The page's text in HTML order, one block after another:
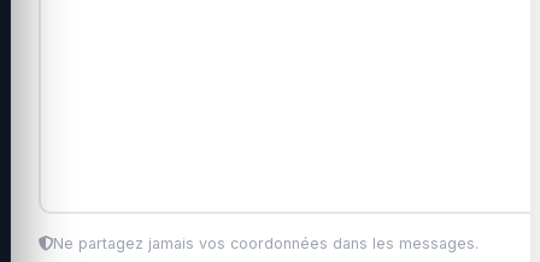
Ne partagez jamais vos coordonnées dans les messages.